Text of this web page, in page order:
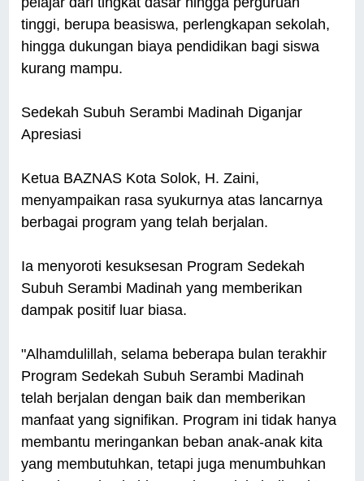
tinggi, berupa beasiswa, perlengkapan sekolah,
hingga dukungan biaya pendidikan bagi siswa
kurang mampu.
Sedekah Subuh Serambi Madinah Diganjar
Apresiasi
Ketua BAZNAS Kota Solok, H. Zaini,
menyampaikan rasa syukurnya atas lancarnya
berbagai program yang telah berjalan.
Ia menyoroti kesuksesan Program Sedekah
Subuh Serambi Madinah yang memberikan
dampak positif luar biasa.
"Alhamdulillah, selama beberapa bulan terakhir
Program Sedekah Subuh Serambi Madinah
telah berjalan dengan baik dan memberikan
manfaat yang signifikan. Program ini tidak hanya
membantu meringankan beban anak-anak kita
yang membutuhkan, tetapi juga menumbuhkan